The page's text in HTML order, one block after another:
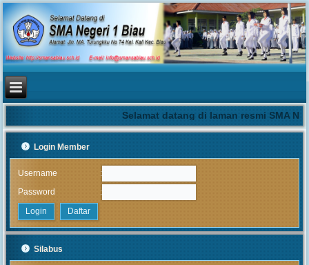
Selamat datang di laman resmi SMA
Login Member
Username
:
Password
:
Silabus